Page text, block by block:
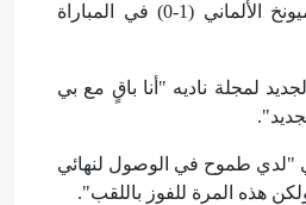
بالهزيمة أمام بايرن ميونخ الألماني (1-0) في المباراة
لمجلة ناديه "أنا باقٍ مع بي
"لدي طموح في الوصول لنهائي
هذه المرة للفوز باللقب".